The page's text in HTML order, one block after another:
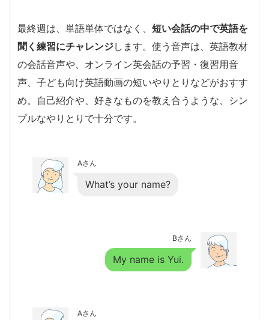
最終週は、単語単体ではなく、 短い会話の中で英語を
聞く練習にチャレンジします。使う音声は、英語教材
の会話音声や、オンライン英会話の予習・復習用音
声、子ども向け英語動画の短いやりとりなどがおすす
め。自己紹介や、好きなものを教え合うような、シン
プルなやりとりで十分です。
Aさん
What’s your name?
Bさん
My name is Yui.
Aさん